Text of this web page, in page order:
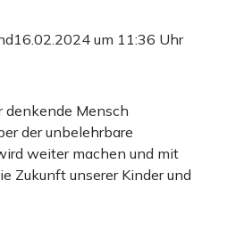
16.02.2024 um 11:36 Uhr
denkende Mensch
der unbelehrbare
weiter machen und mit
Zukunft unserer Kinder und